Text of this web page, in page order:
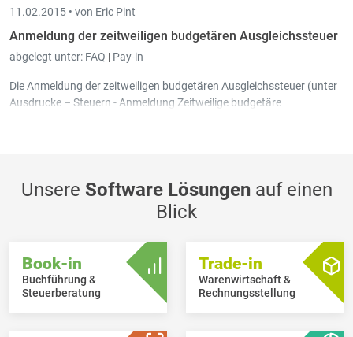
11.02.2015 • von Eric Pint
Anmeldung der zeitweiligen budgetären Ausgleichssteuer
abgelegt unter: FAQ | Pay-in
Die Anmeldung der zeitweiligen budgetären Ausgleichssteuer (unter
Ausdrucke – Steuern - Anmeldung Zeitweilige budgetäre
Unsere Software Lösungenauf einen
Blick
Book-in
Buchführung &
Steuerberatung
Trade-in
Warenwirtschaft &
Rechnungsstellung